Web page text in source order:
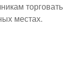
торговать
местах.